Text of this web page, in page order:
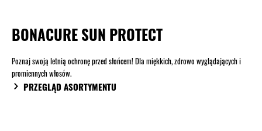
BONACURE SUN PROTECT
Poznaj swoją letnią ochronę przed słońcem! Dla miękkich, zdrowo wyglądających i
promiennych włosów.
PRZEGLĄD ASORTYMENTU